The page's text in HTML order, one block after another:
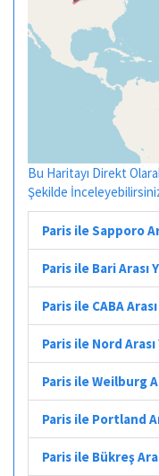
Bu Haritayı Direkt
Şekilde
Paris ile Sapporo
Paris ile Bari
Paris ile CABA
Paris ile Nord
Paris ile Weilburg
Paris ile Portland
Paris ile Bükreş